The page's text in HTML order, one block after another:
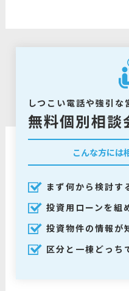
しつこい電話や強引な
無料個別相談
こんな方には
まず何から検討す
投資用ローンを組
投資物件の情報が
区分と一棟どっち